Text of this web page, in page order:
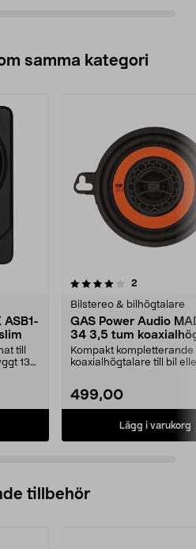
samma kategori
ASB1-
till
130
2
Bilstereo & bilhögtalare
GAS Power Audio
34 3,5 tum
Kompakt kompletterande
koaxialhögtalare till bil
499,00
Lägg i varukorg
0.0 av 5 stjärnor
tillbehör